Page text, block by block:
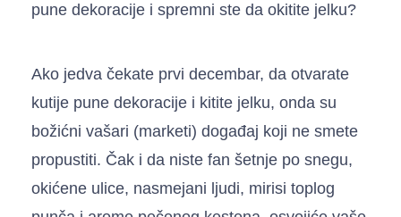
pune dekoracije i spremni ste da okitite jelku?
Ako jedva čekate prvi decembar, da otvarate
kutije pune dekoracije i kitite jelku, onda su
božićni vašari (marketi) događaj koji ne smete
propustiti. Čak i da niste fan šetnje po snegu,
okićene ulice, nasmejani ljudi, mirisi toplog